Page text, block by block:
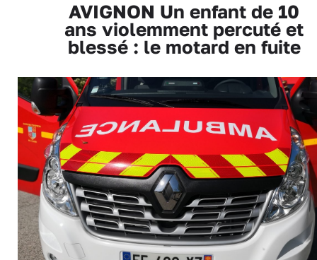
AVIGNON Un enfant de 10
ans violemment percuté et
blessé : le motard en fuite